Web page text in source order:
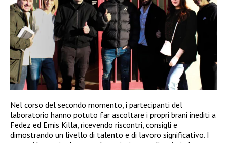
Nel corso del secondo momento, i partecipanti del
laboratorio hanno potuto far ascoltare i propri brani inediti a
Fedez ed Emis Killa, ricevendo riscontri, consigli e
dimostrando un livello di talento e di lavoro significativo. I